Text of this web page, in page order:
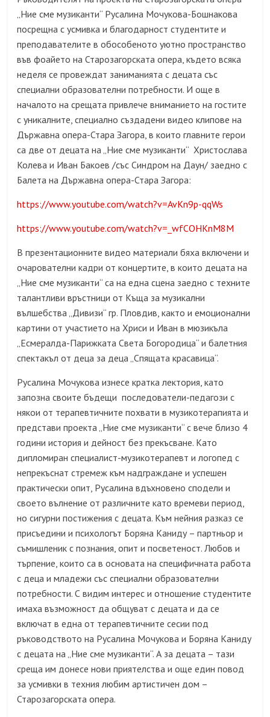
„Ние сме музиканти“ Русалина Мочукова-Бошнакова
посрещна с усмивка и благодарност студентите и
преподавателите в обособеното уютно пространство
във фоайето на Старозагорската опера, където всяка
неделя се провеждат заниманията с децата със
специални образователни потребности. И още в
началото на срещата привлече вниманието на гостите
с уникалните, специално създадени видео клипове на
Държавна опера-Стара Загора, в които главните герои
са две от децата на „Ние сме музиканти“ Христослава
Колева и Иван Бакоев /със Синдром на Даун/ заедно с
Балета на Държавна опера-Стара Загора:
https://www.youtube.com/watch?v=AvKn9p-qqWs
https://www.youtube.com/watch?v=_wfCOHKnM8M
В презентационните видео материали бяха включени и
очарователни кадри от концертите, в които децата на
„Ние сме музиканти“ са на една сцена заедно с техните
талантливи връстници от Къща за музикални
вълшебства „Дивизи“ гр. Пловдив, както и емоционални
картини от участието на Хриси и Иван в мюзикъла
„Есмералда-Парижката Света Богородица“ и балетния
спектакъл от деца за деца „Спящата красавица“.
Русалина Мочукова изнесе кратка лектория, като
запозна своите бъдещи последователи-педагози с
някои от терапевтичните похвати в музикотерапията и
представи проекта „Ние сме музиканти“ с вече близо 4
години история и дейност без прекъсване. Като
дипломиран специалист-музикотерапевт и логопед с
непрекъснат стремеж към надграждане и успешен
практически опит, Русалина вдъхновено сподели и
своето вълнение от различните като времеви период,
но сигурни постижения с децата. Към нейния разказ се
присъедини и психологът Боряна Каниду – партньор и
съмишленик с познания, опит и посветеност. Любов и
търпение, които са в основата на специфичната работа
с деца и младежи със специални образователни
потребности. С видим интерес и отношение студентите
имаха възможност да общуват с децата и да се
включат в една от терапевтичните сесии под
ръководството на Русалина Мочукова и Боряна Каниду
с децата на „Ние сме музиканти“. А за децата – тази
среща им донесе нови приятелства и още един повод
за усмивки в техния любим артистичен дом –
Старозагорската опера.